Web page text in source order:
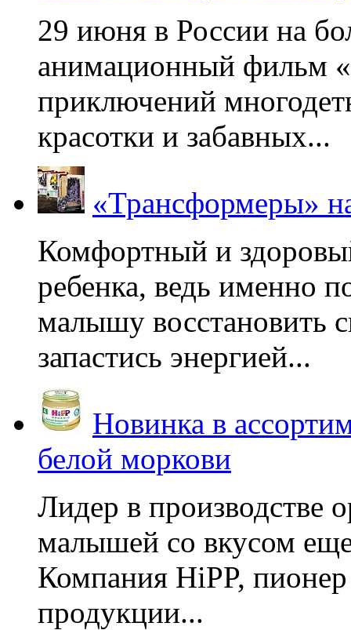
29 июня в России на
анимационный фильм
приключений
красотки и забавных...
«Трансформеры»
Комфортный и
ребенка, ведь именно
малышу восстановить
запастись энергией...
Новинка в
белой моркови
Лидер в производстве
малышей со вкусом
Компания HiPP, пионер
продукции...